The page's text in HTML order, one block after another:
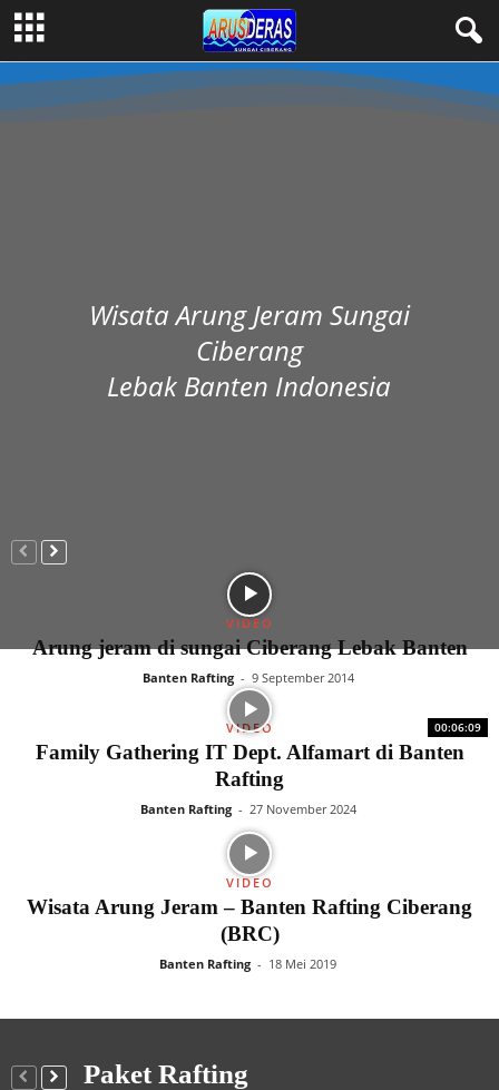
Wisata Arung Jeram Sungai
Ciberang
Lebak Banten Indonesia
VIDEO
Arung jeram di sungai Ciberang Lebak Banten
Banten Rafting - 9 September 2014
00:06:09
VIDEO
Family Gathering IT Dept. Alfamart di Banten
Rafting
Banten Rafting - 27 November 2024
VIDEO
Wisata Arung Jeram – Banten Rafting Ciberang
(BRC)
Banten Rafting - 18 Mei 2019
Paket Rafting